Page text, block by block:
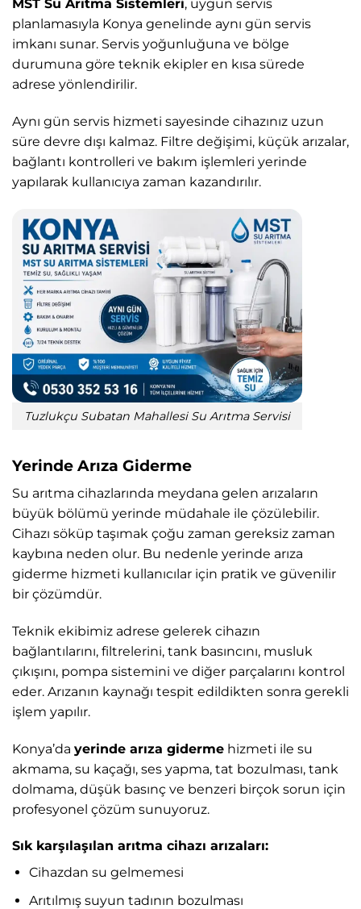
MST Su Arıtma Sistemleri, uygun servis
planlamasıyla Konya genelinde aynı gün servis
imkanı sunar. Servis yoğunluğuna ve bölge
durumuna göre teknik ekipler en kısa sürede
adrese yönlendirilir.
Aynı gün servis hizmeti sayesinde cihazınız uzun
süre devre dışı kalmaz. Filtre değişimi, küçük arızalar,
bağlantı kontrolleri ve bakım işlemleri yerinde
yapılarak kullanıcıya zaman kazandırılır.
Tuzlukçu Subatan Mahallesi Su Arıtma Servisi
Yerinde Arıza Giderme
Su arıtma cihazlarında meydana gelen arızaların
büyük bölümü yerinde müdahale ile çözülebilir.
Cihazı söküp taşımak çoğu zaman gereksiz zaman
kaybına neden olur. Bu nedenle yerinde arıza
giderme hizmeti kullanıcılar için pratik ve güvenilir
bir çözümdür.
Teknik ekibimiz adrese gelerek cihazın
bağlantılarını, filtrelerini, tank basıncını, musluk
çıkışını, pompa sistemini ve diğer parçalarını kontrol
eder. Arızanın kaynağı tespit edildikten sonra gerekli
işlem yapılır.
Konya’da yerinde arıza giderme hizmeti ile su
akmama, su kaçağı, ses yapma, tat bozulması, tank
dolmama, düşük basınç ve benzeri birçok sorun için
profesyonel çözüm sunuyoruz.
Sık karşılaşılan arıtma cihazı arızaları:
Cihazdan su gelmemesi
Arıtılmış suyun tadının bozulması